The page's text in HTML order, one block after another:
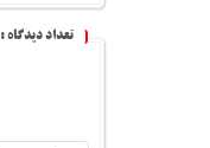
تعداد دیدگاه :